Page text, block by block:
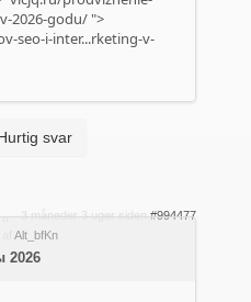
2026-godu/ ">
seo-i-inter...rketing-v-
svar
3 måneder 3 uger siden #994477
Alt_bfKn
2026